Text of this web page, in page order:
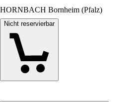
HORNBACH Bornheim (Pfalz)
Nicht reservierbar